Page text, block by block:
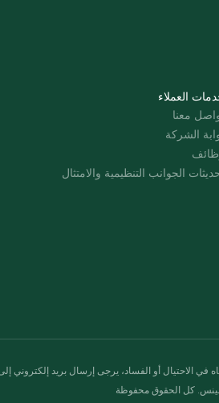
العملاء
معنا
الشركة
الجوانب التنظيمية والامتثال
في الاحتيال أو الفساد، يرجى إرسال بريد إلكتروني